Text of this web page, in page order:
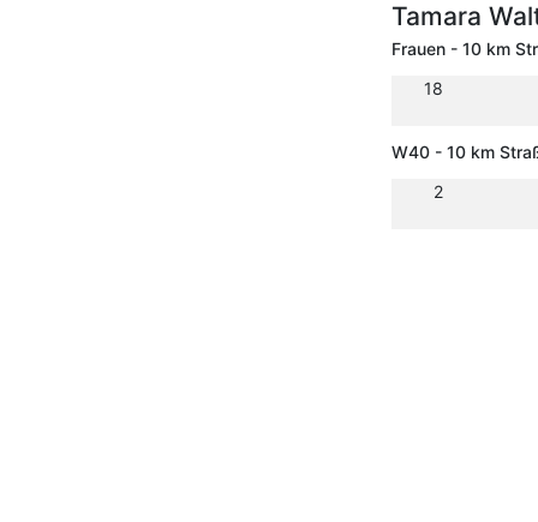
Tamara
Frauen - 10 km
18
W40 - 10 km
2